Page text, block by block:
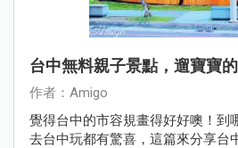
台中無料親子景點，遛寶寶
作者：Amigo
覺得台中的市容規畫得好好噢！到
去台中玩都有驚喜，這篇來分享台